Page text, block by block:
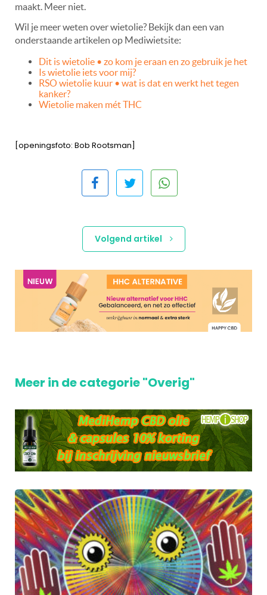
maakt. Meer niet.
Wil je meer weten over wietolie? Bekijk dan een van
onderstaande artikelen op Mediwietsite:
Dit is wietolie • zo kom je eraan en zo gebruik je het
Is wietolie iets voor mij?
RSO wietolie kuur • wat is dat en werkt het tegen
kanker?
Wietolie maken mét THC
[openingsfoto: Bob Rootsman]
Volgend artikel
Meer in de categorie "Overig"